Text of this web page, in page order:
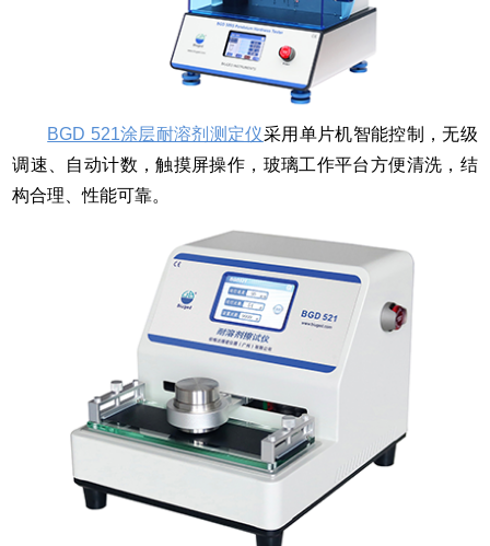
BGD 521涂层耐溶剂测定仪采用单片机智能控制，无级
调速、自动计数，触摸屏操作，玻璃工作平台方便清洗，结
构合理、性能可靠。